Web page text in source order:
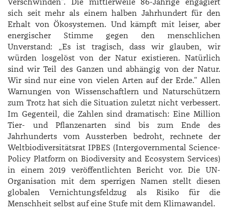
Verschwinden“. Die mittlerweile 86-Jährige engagiert
sich seit mehr als einem halben Jahrhundert für den
Erhalt von Ökosystemen. Und kämpft mit leiser, aber
energischer Stimme gegen den menschlichen
Unverstand: „Es ist tragisch, dass wir glauben, wir
würden losgelöst von der Natur existieren. Natürlich
sind wir Teil des Ganzen und abhängig von der Natur.
Wir sind nur eine von vielen Arten auf der Erde.“ Allen
Warnungen von Wissenschaftlern und Naturschützern
zum Trotz hat sich die Situation zuletzt nicht verbessert.
Im Gegenteil, die Zahlen sind dramatisch: Eine Million
Tier- und Pflanzenarten sind bis zum Ende des
Jahrhunderts vom Aussterben bedroht, rechnete der
Weltbiodiversitätsrat IPBES (Intergovernmental Science-
Policy Platform on Biodiversity and Ecosystem Services)
in einem 2019 veröffentlichten Bericht vor. Die UN-
Organisation mit dem sperrigen Namen stellt diesen
globalen Vernichtungsfeldzug als Risiko für die
Menschheit selbst auf eine Stufe mit dem Klimawandel.